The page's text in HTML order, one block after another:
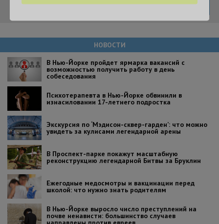
НОВОСТИ
В Нью-Йорке пройдет ярмарка вакансий с
возможностью получить работу в день
собеседования
Психотерапевта в Нью-Йорке обвинили в
изнасиловании 17-летнего подростка
Экскурсия по ‘Мэдисон-сквер-гарден’: что можно
увидеть за кулисами легендарной арены
В Проспект-парке покажут масштабную
реконструкцию легендарной Битвы за Бруклин
Ежегодные медосмотры и вакцинации перед
школой: что нужно знать родителям
В Нью-Йорке выросло число преступлений на
почве ненависти: большинство случаев